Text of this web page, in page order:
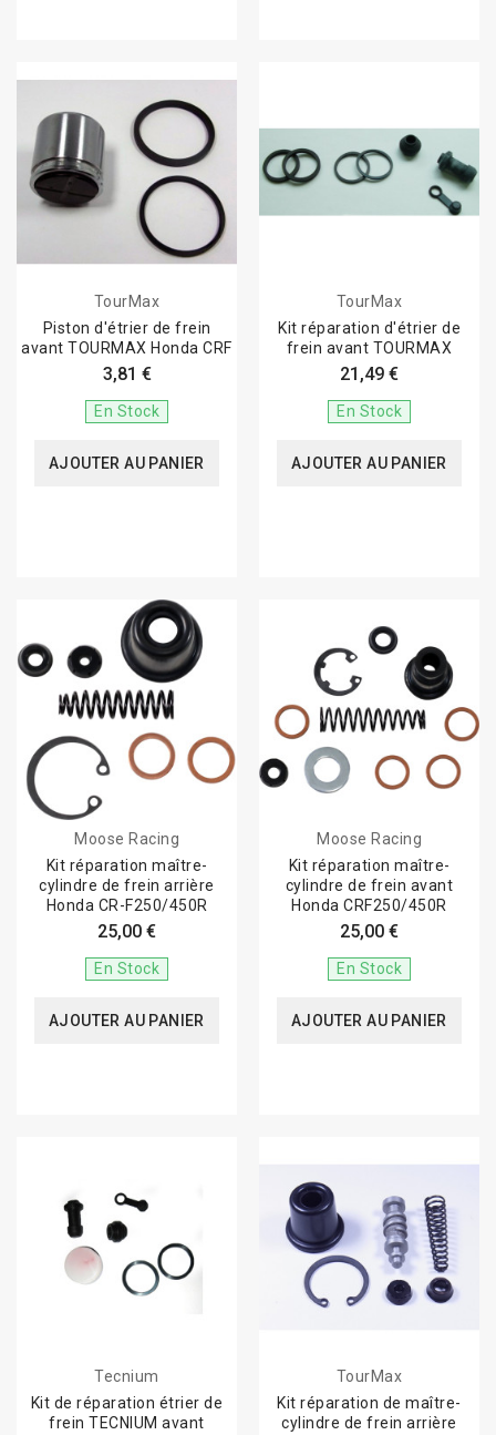
TourMax
Piston d'étrier de frein
avant TOURMAX Honda CRF
3,81 €
En Stock
AJOUTER AU PANIER
TourMax
Kit réparation d'étrier de
frein avant TOURMAX
21,49 €
En Stock
AJOUTER AU PANIER
Moose Racing
Kit réparation maître-
cylindre de frein arrière
Honda CR-F250/450R
25,00 €
En Stock
AJOUTER AU PANIER
Moose Racing
Kit réparation maître-
cylindre de frein avant
Honda CRF250/450R
25,00 €
En Stock
AJOUTER AU PANIER
Tecnium
Kit de réparation étrier de
frein TECNIUM avant
TourMax
Kit réparation de maître-
cylindre de frein arrière